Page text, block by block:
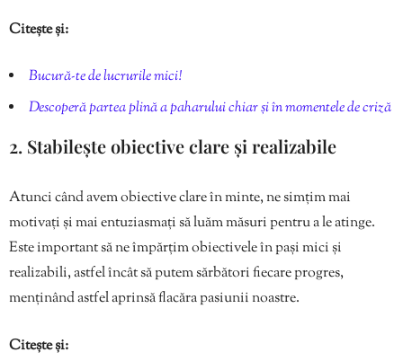
Citește și:
Bucură-te de lucrurile mici!
Descoperă partea plină a paharului chiar și în momentele de criză
2. Stabilește obiective clare și realizabile
Atunci când avem obiective clare în minte, ne simțim mai
motivați și mai entuziasmați să luăm măsuri pentru a le atinge.
Este important să ne împărțim obiectivele în pași mici și
realizabili, astfel încât să putem sărbători fiecare progres,
menținând astfel aprinsă flacăra pasiunii noastre.
Citește și: